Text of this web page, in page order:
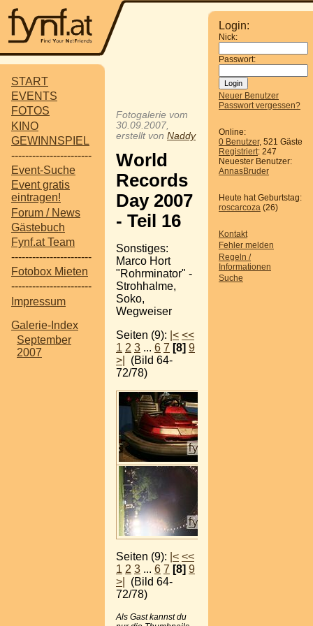
START
EVENTS
FOTOS
KINO
GEWINNSPIEL
-----------------------
Event-Suche
Event gratis
eintragen!
Forum / News
Gästebuch
Fynf.at Team
-----------------------
Fotobox Mieten
-----------------------
Impressum
Galerie-Index
September
2007
Login:
Nick:
Passwort:
Neuer Benutzer
Passwort vergessen?
Online:
0 Benutzer, 521 Gäste
Registriert: 247
Neuester Benutzer:
AnnasBruder
Heute hat Geburtstag:
roscarcoza (26)
Kontakt
Fehler melden
Regeln /
Informationen
Suche
Fotogalerie vom
30.09.2007,
erstellt von Naddy
World
Records
Day 2007
- Teil 16
Sonstiges:
Marco Hort
"Rohrminator" -
Strohhalme,
Soko,
Wegweiser
Seiten (9): |< <<
1 2 3 ... 6 7 [8] 9
>|
(Bild 64-
72/78)
Seiten (9): |< <<
1 2 3 ... 6 7 [8] 9
>|
(Bild 64-
72/78)
Als Gast kannst du